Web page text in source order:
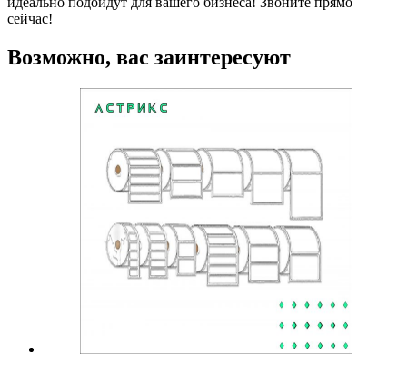
сейчас!
Возможно, вас заинтересуют